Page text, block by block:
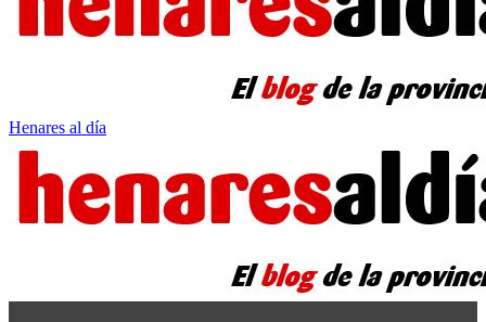
Henares al día